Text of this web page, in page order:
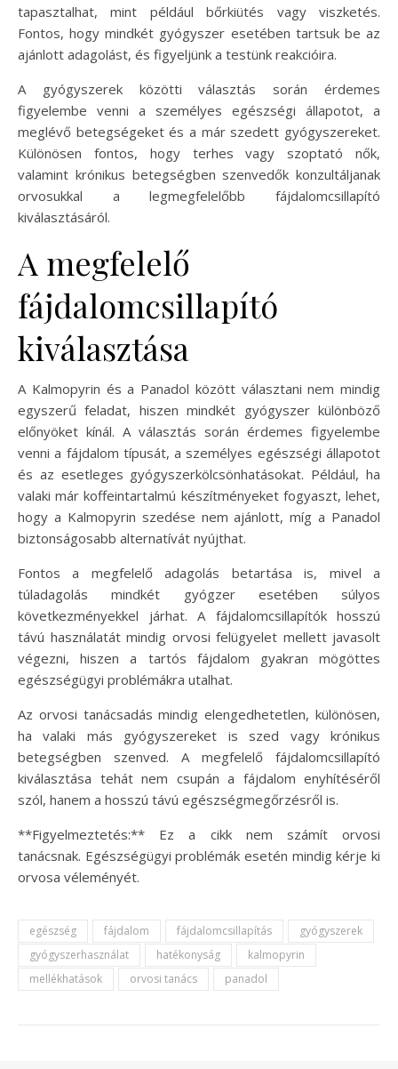
tapasztalhat, mint például bőrkiütés vagy viszketés.
Fontos, hogy mindkét gyógyszer esetében tartsuk be az
ajánlott adagolást, és figyeljünk a testünk reakcióira.
A gyógyszerek közötti választás során érdemes
figyelembe venni a személyes egészségi állapotot, a
meglévő betegségeket és a már szedett gyógyszereket.
Különösen fontos, hogy terhes vagy szoptató nők,
valamint krónikus betegségben szenvedők konzultáljanak
orvosukkal a legmegfelelőbb fájdalomcsillapító
kiválasztásáról.
A megfelelő
fájdalomcsillapító
kiválasztása
A Kalmopyrin és a Panadol között választani nem mindig
egyszerű feladat, hiszen mindkét gyógyszer különböző
előnyöket kínál. A választás során érdemes figyelembe
venni a fájdalom típusát, a személyes egészségi állapotot
és az esetleges gyógyszerkölcsönhatásokat. Például, ha
valaki már koffeintartalmú készítményeket fogyaszt, lehet,
hogy a Kalmopyrin szedése nem ajánlott, míg a Panadol
biztonságosabb alternatívát nyújthat.
Fontos a megfelelő adagolás betartása is, mivel a
túladagolás mindkét gyógzer esetében súlyos
következményekkel járhat. A fájdalomcsillapítók hosszú
távú használatát mindig orvosi felügyelet mellett javasolt
végezni, hiszen a tartós fájdalom gyakran mögöttes
egészségügyi problémákra utalhat.
Az orvosi tanácsadás mindig elengedhetetlen, különösen,
ha valaki más gyógyszereket is szed vagy krónikus
betegségben szenved. A megfelelő fájdalomcsillapító
kiválasztása tehát nem csupán a fájdalom enyhítéséről
szól, hanem a hosszú távú egészségmegőrzésről is.
**Figyelmeztetés:** Ez a cikk nem számít orvosi
tanácsnak. Egészségügyi problémák esetén mindig kérje ki
orvosa véleményét.
egészség fájdalom fájdalomcsillapítás
gyógyszerek
gyógyszerhasználat
hatékonyság
kalmopyrin
mellékhatások
orvosi tanács panadol